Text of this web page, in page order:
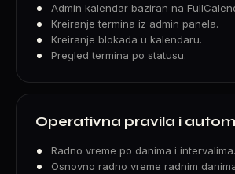
Admin kalendar baziran na
Kreiranje termina iz admin panela.
Kreiranje blokada u kalendaru.
Pregled termina po statusu.
Operativna pravila i
Radno vreme po danima i intervalima.
Osnovno radno vreme radnim